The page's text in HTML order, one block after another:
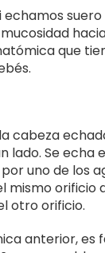
echamos
que
cabeza
lado. Se echa
uno de los
mismo orificio
otro orificio.
anterior, es